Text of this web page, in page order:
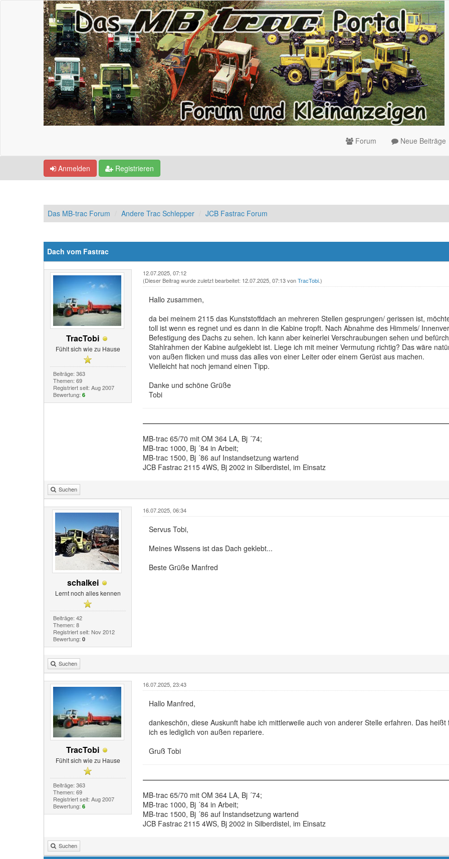
Forum Neue Beiträge
Anmelden Registrieren
Das MB-trac Forum Andere Trac Schlepper JCB Fastrac Forum
Dach vom Fastrac
TracTobi
Fühlt sich wie zu Hause
Beiträge: 363
Themen: 69
Registriert seit: Aug 2007
Bewertung: 6
12.07.2025, 07:12
(Dieser Beitrag wurde zuletzt bearbeitet: 12.07.2025, 07:13 vonTracTobi.)
Hallo zusammen,
da bei meinem 2115 das Kunststoffdach an mehreren Stellen gesprungen/ gerissen ist,
toll ist wenn es regnet und es dann in die Kabine tropft. Nach Abnahme des Himmels/
Befestigung des Dachs zu sehen. Ich kann aber keinerlei Verschraubungen sehen und
Stahlrahmen der Kabine aufgeklebt ist. Liege ich mit meiner Vermutung richtig? Das wäre
von außen flicken und muss das alles von einer Leiter oder einem Gerüst aus machen.
Vielleicht hat noch jemand einen Tipp.
Danke und schöne Grüße
Tobi
MB-trac 65/70 mit OM 364 LA, Bj ´74;
MB-trac 1000, Bj ´84 in Arbeit;
MB-trac 1500, Bj ´86 auf Instandsetzung wartend
JCB Fastrac 2115 4WS, Bj 2002 in Silberdistel, im Einsatz
Suchen
schalkei
Lernt noch alles kennen
Beiträge: 42
Themen: 8
Registriert seit: Nov 2012
Bewertung: 0
16.07.2025, 06:34
Servus Tobi,
Meines Wissens ist das Dach geklebt...
Beste Grüße Manfred
Suchen
TracTobi
Fühlt sich wie zu Hause
Beiträge: 363
Themen: 69
Registriert seit: Aug 2007
Bewertung: 6
16.07.2025, 23:43
Hallo Manfred,
dankeschön, diese Auskunft habe ich mittlerweile auch von anderer Stelle erfahren. Das
ich es lediglich von außen repariere.
Gruß Tobi
MB-trac 65/70 mit OM 364 LA, Bj ´74;
MB-trac 1000, Bj ´84 in Arbeit;
MB-trac 1500, Bj ´86 auf Instandsetzung wartend
JCB Fastrac 2115 4WS, Bj 2002 in Silberdistel, im Einsatz
Suchen